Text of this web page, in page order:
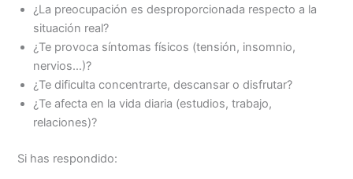
¿La preocupación es desproporcionada respecto a la
situación real?
¿Te provoca síntomas físicos (tensión, insomnio,
nervios…)?
¿Te dificulta concentrarte, descansar o disfrutar?
¿Te afecta en la vida diaria (estudios, trabajo,
relaciones)?
Si has respondido: